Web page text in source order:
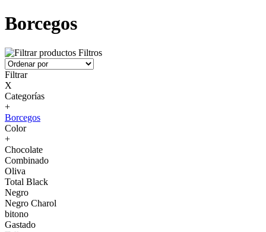
Borcegos
Filtros
Filtrar
X
Categorías
+
Borcegos
Color
+
Chocolate
Combinado
Oliva
Total Black
Negro
Negro Charol
bitono
Gastado